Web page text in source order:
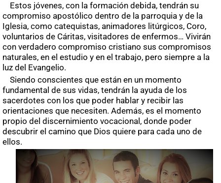
Estos jóvenes, con la formación debida, tendrán su
compromiso apostólico dentro de la parroquia y de la
Iglesia, como catequistas, animadores litúrgicos, Coro,
voluntarios de Cáritas, visitadores de enfermos… Vivirán
con verdadero compromiso cristiano sus compromisos
naturales, en el estudio y en el trabajo, pero siempre a la
luz del Evangelio.
Siendo conscientes que están en un momento
fundamental de sus vidas, tendrán la ayuda de los
sacerdotes con los que poder hablar y recibir las
orientaciones que necesiten. Además, es el momento
propio del discernimiento vocacional, donde poder
descubrir el camino que Dios quiere para cada uno de
ellos.